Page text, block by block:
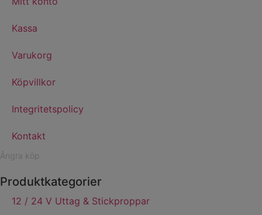
Kassa
Varukorg
Köpvillkor
Integritetspolicy
Kontakt
Ångra köp
Produktkategorier
12 / 24 V Uttag & Stickproppar